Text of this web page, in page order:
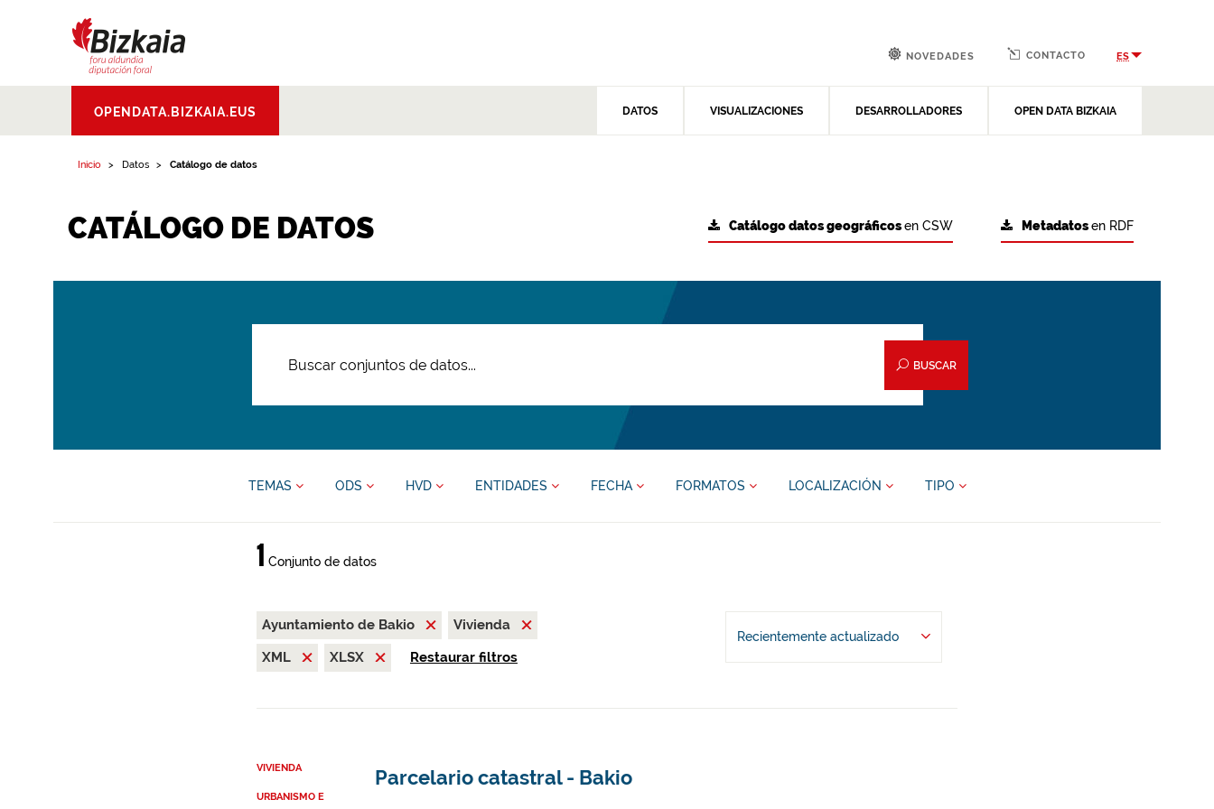
Aldundia.Diputacion
Foral de Bizkaia
OPENDATA.BIZKAIA.EUS DATOS VISUALIZACIONES DESARROLLADORES OPEN DATA BIZKAIA
NOVEDADES CONTACTO ES
Inicio Datos Catálogo de datos
CATÁLOGO DE DATOS Metadatosen RDF
Catálogo datos geográficosen CSW
BUSCAR
TEMAS ODS HVD ENTIDADES FECHA FORMATOS LOCALIZACIÓN TIPO
1 Conjunto de datos
Ayuntamiento de Bakio
Vivienda
XML
XLSX Restaurar filtros
Recientemente actualizado
VIVIENDA
URBANISMO E
Parcelario catastral - Bakio